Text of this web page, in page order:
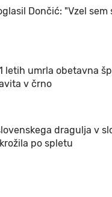
Dončić: "Vzel sem
letih umrla obetavna
v črno
dragulja v
po spletu